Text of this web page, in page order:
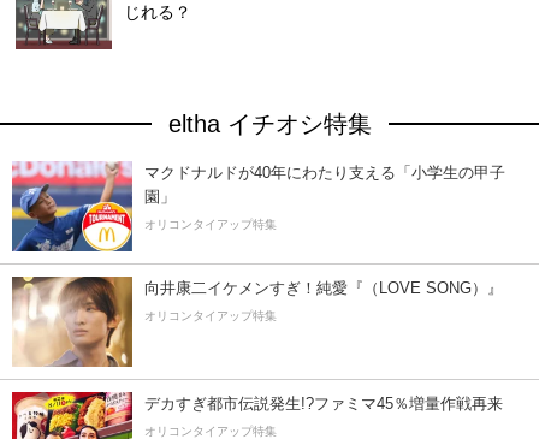
じれる？
eltha イチオシ特集
マクドナルドが40年にわたり支える「小学生の甲子
園」
オリコンタイアップ特集
向井康二イケメンすぎ！純愛『（LOVE SONG）』
オリコンタイアップ特集
デカすぎ都市伝説発生!?ファミマ45％増量作戦再来
オリコンタイアップ特集